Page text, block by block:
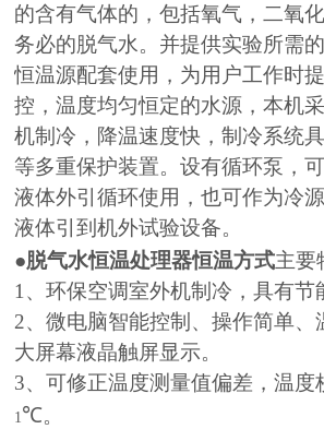
的含有气体的，包括氧气，二氧
务必的脱气水。并提供实验所需
恒温源配套使用，为用户工作时
控，温度均匀恒定的水源，本机
机制冷，降温速度快，制冷系统
等多重保护装置。设有循环泵，
液体外引循环使用，也可作为冷
液体引到机外试验设备。
●脱气水恒温处理器恒温方式主要
1 、环保空调室外机制冷，具有节
2、微电脑智能控制、操作简单、
大屏幕液晶触屏显示。
3、可修正温度测量值偏差，温度
1 ℃。